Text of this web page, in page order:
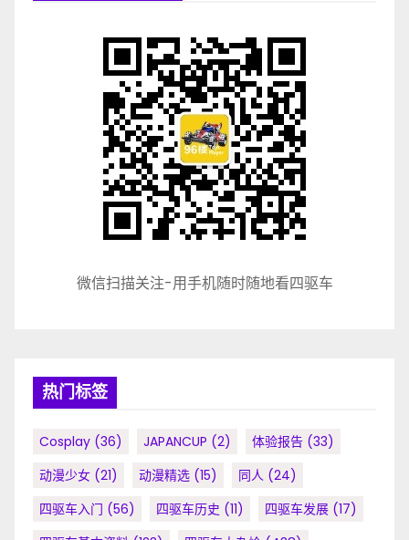
微信扫描关注-用手机随时随地看四驱车
热门标签
Cosplay (36) JAPANCUP (2) 体验报告 (33)
动漫少女 (21) 动漫精选 (15) 同人 (24)
四驱车入门 (56) 四驱车历史 (11) 四驱车发展 (17)